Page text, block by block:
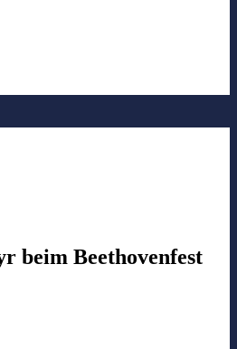
beim Beethovenfest